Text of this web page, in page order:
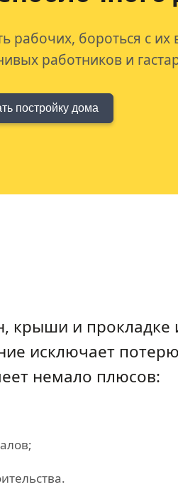
рабочих, бороться с
работников и
постройку дома
крыши и прокладке
исключает
немало плюсов: